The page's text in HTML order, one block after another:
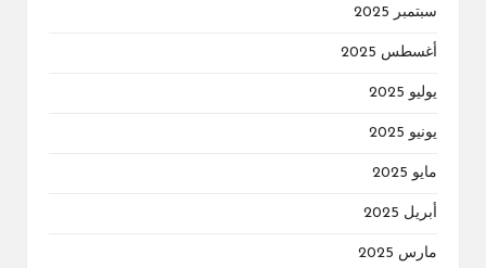
سبتمبر 2025
أغسطس 2025
يوليو 2025
يونيو 2025
مايو 2025
أبريل 2025
مارس 2025